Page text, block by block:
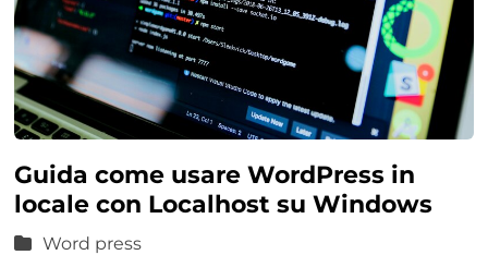
Guida come usare WordPress in
locale con Localhost su Windows
Word press